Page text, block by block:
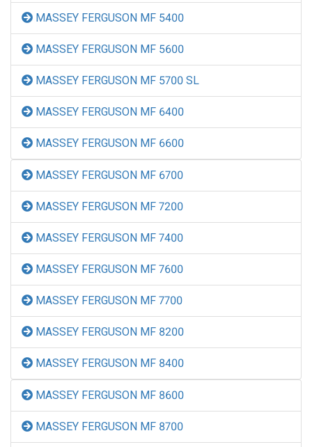
MASSEY FERGUSON MF 5400
MASSEY FERGUSON MF 5600
MASSEY FERGUSON MF 5700 SL
MASSEY FERGUSON MF 6400
MASSEY FERGUSON MF 6600
MASSEY FERGUSON MF 6700
MASSEY FERGUSON MF 7200
MASSEY FERGUSON MF 7400
MASSEY FERGUSON MF 7600
MASSEY FERGUSON MF 7700
MASSEY FERGUSON MF 8200
MASSEY FERGUSON MF 8400
MASSEY FERGUSON MF 8600
MASSEY FERGUSON MF 8700